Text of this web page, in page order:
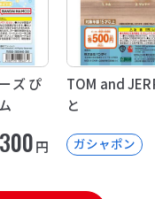
ズ ぴ
300円
TOM and
と
ガシャポン